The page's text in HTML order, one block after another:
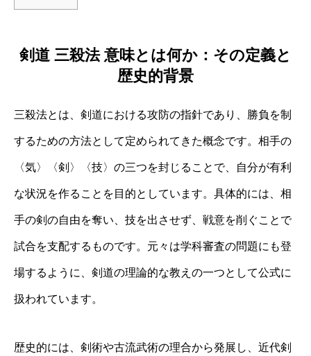
剣道 三殺法 意味とは何か：その定義と
歴史的背景
三殺法とは、剣道における攻防の指針であり、勝負を制
するための方法として定められてきた概念です。相手の
〈気〉〈剣〉〈技〉の三つを封じることで、自分が有利
な状況を作ることを目的としています。具体的には、相
手の剣の自由を奪い、技を出させず、戦意を削ぐことで
試合を支配するものです。元々は学科審査の問題にも登
場するように、剣道の理論的な教えの一つとして公式に
扱われています。
歴史的には、剣術や古流武術の理合から発展し、近代剣